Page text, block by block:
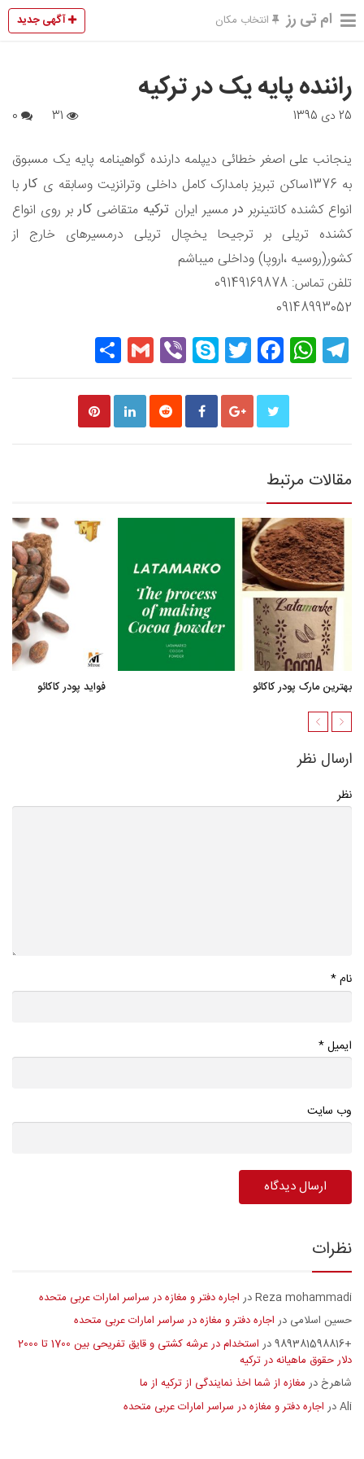
ام تی رز انتخاب مکان آگهی جدید
راننده پایه یک در ترکیه
25 دی 1395
ینجانب علی اصغر خطائی دیپلمه دارنده گواهینامه پایه یک مسبوق
به 1376ساکن تبریز بامدارک کامل داخلی وترانزیت وسابقه ی
کاربا
انواع کشنده کانتینربر درمسیر ایران ترکیه متقاضی کاربر روی انواع
کشنده تریلی بر ترجیحا یخچال تریلی درمسیرهای خارج از
کشور(روسیه ،اروپا) وداخلی میباشم
تلفن تماس: 09149169878
09148993052
Telegram
WhatsApp
Facebook
Twitter
Skype
Viber
Gmail
مقالات مرتبط
بهترین مارک پودر کاکائو فواید پودر کاکائو
ارسال نظر
نظر
نام*
ایمیل*
وب سایت
نظرات
Reza mohammadiدر اجاره دفتر و مغازه در سراسر امارات عربی متحده
حسین اسلامی در اجاره دفتر و مغازه در سراسر امارات عربی متحده
+989381598816
در
استخدام در عرشه کشتی و قایق تفریحی بین 1700 تا 2000
دلار حقوق ماهیانه در ترکیه
شاهرخ در مغازه از شما اخذ نمایندگی از ترکیه از ما
Aliدر اجاره دفتر و مغازه در سراسر امارات عربی متحده